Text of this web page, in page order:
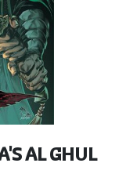
AL GHUL